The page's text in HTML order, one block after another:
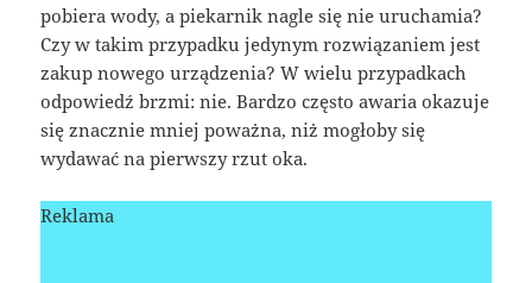
pobiera wody, a piekarnik nagle się nie uruchamia?
Czy w takim przypadku jedynym rozwiązaniem jest
zakup nowego urządzenia? W wielu przypadkach
odpowiedź brzmi: nie. Bardzo często awaria okazuje
się znacznie mniej poważna, niż mogłoby się
wydawać na pierwszy rzut oka.
Reklama